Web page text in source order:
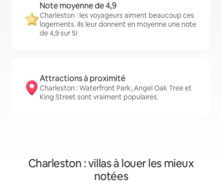
Note moyenne de 4,9
Charleston : les voyageurs aiment beaucoup ces
logements. Ils leur donnent en moyenne une note
de 4,9 sur 5!
Attractions à proximité
Charleston : Waterfront Park, Angel Oak Tree et
King Street sont vraiment populaires.
Charleston : villas à louer les mieux
notées